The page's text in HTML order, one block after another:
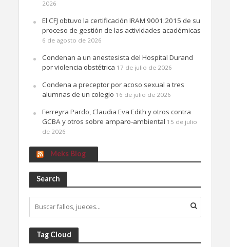
2026
El CFJ obtuvo la certificación IRAM 9001:2015 de su
proceso de gestión de las actividades académicas
6 de agosto de 2026
Condenan a un anestesista del Hospital Durand
por violencia obstétrica 17 de julio de 2026
Condena a preceptor por acoso sexual a tres
alumnas de un colegio 16 de julio de 2026
Ferreyra Pardo, Claudia Eva Edith y otros contra
GCBA y otros sobre amparo-ambiental 15 de julio
de 2026
Meks Blog
Search
Tag Cloud